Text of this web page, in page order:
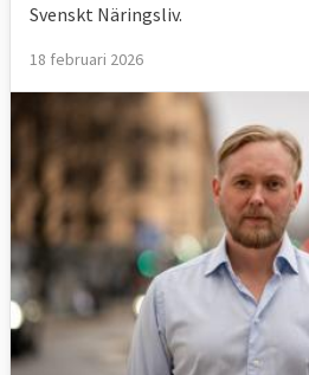
Svenskt Näringsliv.
18 februari 2026